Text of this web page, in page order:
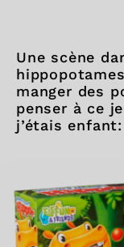
Une scène
manger des
penser à ce
j’étais